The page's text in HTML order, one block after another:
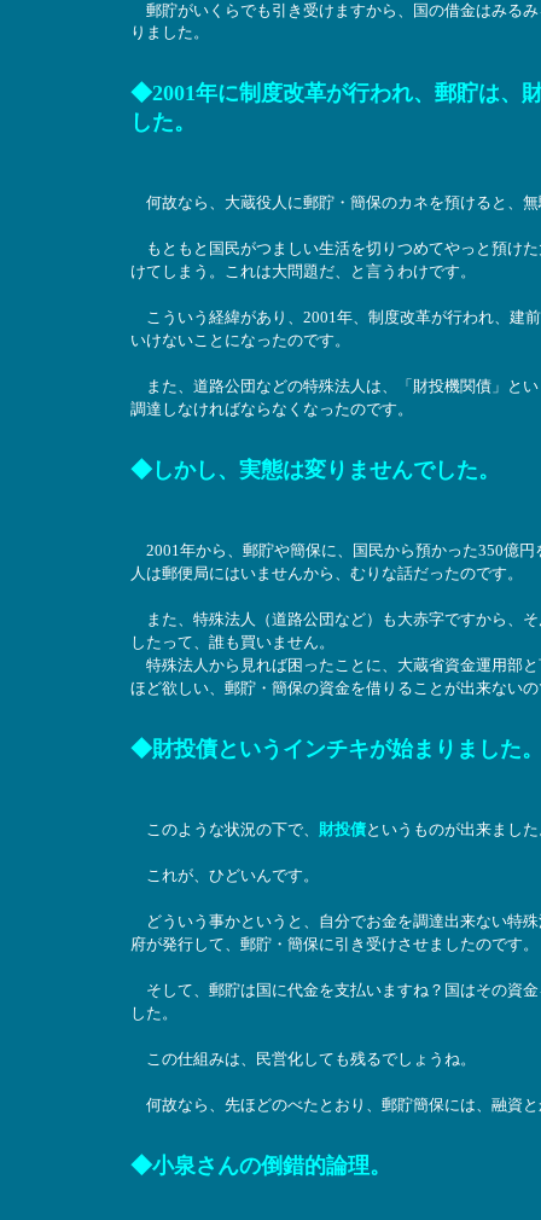
郵貯がいくらでも引き受けますから、国の借金はみる
りました。
◆2001年に制度改革が行われ、郵貯は、
した。
何故なら、大蔵役人に郵貯・簡保のカネを預けると、
もともと国民がつましい生活を切りつめてやっと預け
けてしまう。これは大問題だ、と言うわけです。
こういう経緯があり、2001年、制度改革が行われ、建
いけないことになったのです。
また、道路公団などの特殊法人は、「財投機関債」と
調達しなければならなくなったのです。
◆しかし、実態は変りませんでした。
2001年から、郵貯や簡保に、国民から預かった350億
人は郵便局にはいませんから、むりな話だったのです。
また、特殊法人（道路公団など）も大赤字ですから、
したって、誰も買いません。
特殊法人から見れば困ったことに、大蔵省資金運用部
ほど欲しい、郵貯・簡保の資金を借りることが出来ない
◆財投債というインチキが始まりました
このような状況の下で、 財投債というものが出来ました
これが、ひどいんです。
どういう事かというと、自分でお金を調達出来ない特
府が発行して、郵貯・簡保に引き受けさせましたのです。
そして、郵貯は国に代金を支払いますね？国はその資
した。
この仕組みは、民営化しても残るでしょうね。
何故なら、先ほどのべたとおり、郵貯簡保には、融資
◆小泉さんの倒錯的論理。